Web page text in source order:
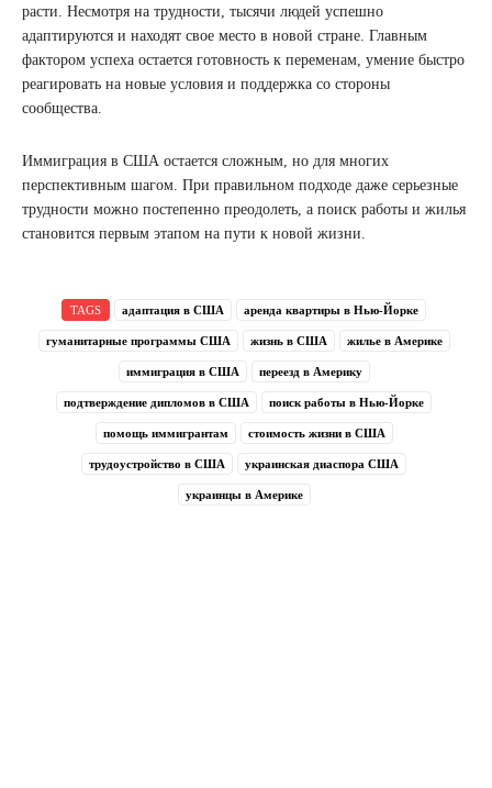
расти. Несмотря на трудности, тысячи людей успешно
адаптируются и находят свое место в новой стране. Главным
фактором успеха остается готовность к переменам, умение быстро
реагировать на новые условия и поддержка со стороны
сообщества.
Иммиграция в США остается сложным, но для многих
перспективным шагом. При правильном подходе даже серьезные
трудности можно постепенно преодолеть, а поиск работы и жилья
становится первым этапом на пути к новой жизни.
TAGS адаптация в США аренда квартиры в Нью-Йорке
гуманитарные программы США жизнь в США жилье в Америке
иммиграция в США переезд в Америку
подтверждение дипломов в США поиск работы в Нью-Йорке
помощь иммигрантам стоимость жизни в США
трудоустройство в США украинская диаспора США
украинцы в Америке